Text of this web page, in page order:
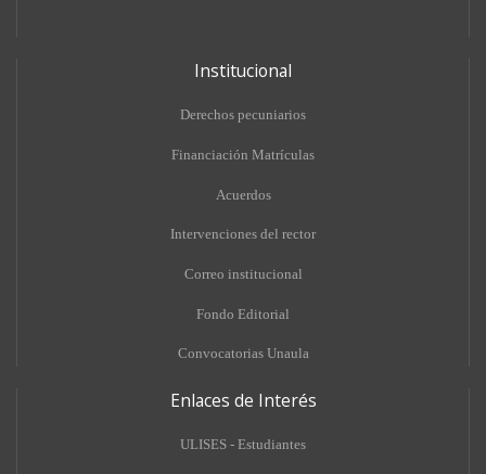
Institucional
Derechos pecuniarios
Financiación Matrículas
Acuerdos
Intervenciones del rector
Correo institucional
Fondo Editorial
Convocatorias Unaula
Enlaces de Interés
ULISES - Estudiantes